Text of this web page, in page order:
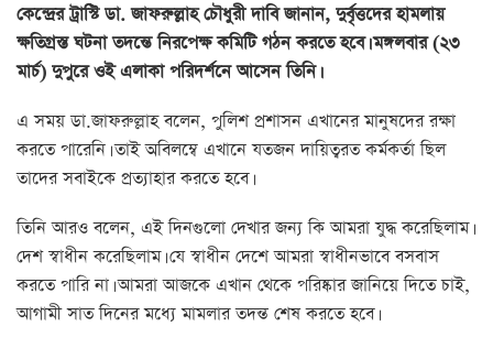
কেন্দ্রের ট্রাস্টি ডা. জাফরুল্লাহ চৌধুরী দাবি জানান, দুর্বৃত্তদের হামলায়
ক্ষতিগ্রস্ত ঘটনা তদন্তে নিরপেক্ষ কমিটি গঠন করতে হবে। মঙ্গলবার (২৩
মার্চ) দুপুরে ওই এলাকা পরিদর্শনে আসেন তিনি।
এ সময় ডা.জাফরুল্লাহ বলেন, পুলিশ প্রশাসন এখানের মানুষদের রক্ষা
করতে পারেনি। তাই অবিলম্বে এখানে যতজন দায়িত্বরত কর্মকর্তা ছিল
তাদের সবাইকে প্রত্যাহার করতে হবে।
তিনি আরও বলেন, এই দিনগুলো দেখার জন্য কি আমরা যুদ্ধ করেছিলাম।
দেশ স্বাধীন করেছিলাম। যে স্বাধীন দেশে আমরা স্বাধীনভাবে বসবাস
করতে পারি না। আমরা আজকে এখান থেকে পরিষ্কার জানিয়ে দিতে চাই,
আগামী সাত দিনের মধ্যে মামলার তদন্ত শেষ করতে হবে।